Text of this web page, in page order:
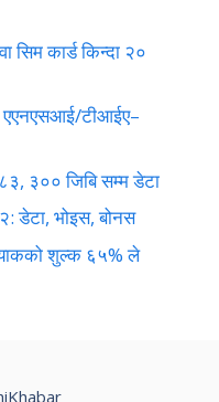
कार्ड किन्दा २०
एएनएसआई/टीआईए–
३०० जिबि सम्म डेटा
डेटा, भोइस, बोनस
शुल्क ६५% ले